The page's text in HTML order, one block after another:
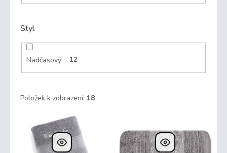
Styl
Nadčasový 12
Položek k zobrazení: 18